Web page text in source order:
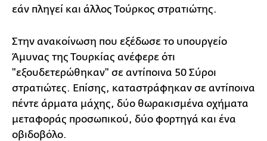
εάν πληγεί και άλλος Τούρκος στρατιώτης.
Στην ανακοίνωση που εξέδωσε το υπουργείο
Άμυνας της Τουρκίας ανέφερε ότι
"εξουδετερώθηκαν" σε αντίποινα 50 Σύροι
στρατιώτες. Επίσης, καταστράφηκαν σε αντίποινα
πέντε άρματα μάχης, δύο θωρακισμένα οχήματα
μεταφοράς προσωπικού, δύο φορτηγά και ένα
οβιδοβόλο.